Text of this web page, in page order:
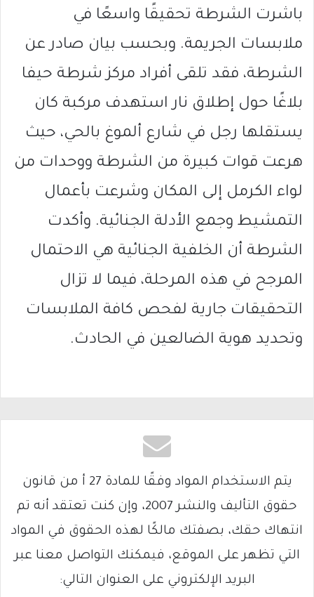
باشرت الشرطة تحقيقًا واسعًا في
ملابسات الجريمة. وبحسب بيان صادر عن
الشرطة، فقد تلقى أفراد مركز شرطة حيفا
بلاغًا حول إطلاق نار استهدف مركبة كان
يستقلها رجل في شارع ألموغ بالحي، حيث
هرعت قوات كبيرة من الشرطة ووحدات من
لواء الكرمل إلى المكان وشرعت بأعمال
التمشيط وجمع الأدلة الجنائية. وأكدت
الشرطة أن الخلفية الجنائية هي الاحتمال
المرجح في هذه المرحلة، فيما لا تزال
التحقيقات جارية لفحص كافة الملابسات
وتحديد هوية الضالعين في الحادث.
يتم الاستخدام المواد وفقًا للمادة 27 أ من قانون
حقوق التأليف والنشر 2007، وإن كنت تعتقد أنه تم
انتهاك حقك، بصفتك مالكًا لهذه الحقوق في المواد
التي تظهر على الموقع، فيمكنك التواصل معنا عبر
البريد الإلكتروني على العنوان التالي: